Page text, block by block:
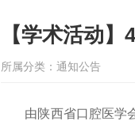
【学术活动
所属分类：通知公告
由陕西省口腔医学